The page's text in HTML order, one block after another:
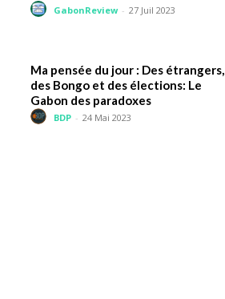
GabonReview - 27 Juil 2023
Ma pensée du jour : Des étrangers,
des Bongo et des élections: Le
Gabon des paradoxes
BDP - 24 Mai 2023